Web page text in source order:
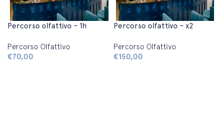
Percorso olfattivo – 1h
Percorso Olfattivo
€70,00
Percorso olfattivo – x2
Percorso Olfattivo
€150,00